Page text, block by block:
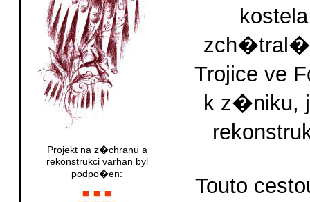
Trojice ve
k z�niku,
Touto
Projekt na z�chranu a
rekonstrukci varhan byl
podpo�en: